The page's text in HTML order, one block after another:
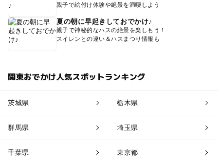
親子で絵付け体験や絶景を満喫しよう
夏の朝に早起きしておでかけ♪
親子で神秘的なハスの絶景を楽しもう！
スイレンとの違い＆ハスまつり情報も
関東おでかけ人気スポットランキング
茨城県 栃木県
群馬県 埼玉県
千葉県 東京都